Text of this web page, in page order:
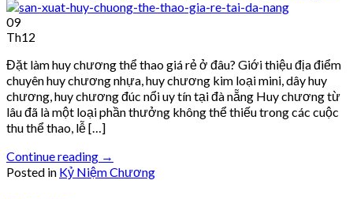
09
Th12
Đặt làm huy chương thể thao giá rẻ ở đâu? Giới thiệu địa điểm
chuyên huy chương nhựa, huy chương kim loại mini, dây huy
chương, huy chương đúc nổi uy tín tại đà nẵng Huy chương từ
lâu đã là một loại phần thưởng không thể thiếu trong các cuộc
thu thể thao, lễ […]
Continue reading →
Posted in Kỷ Niệm Chương